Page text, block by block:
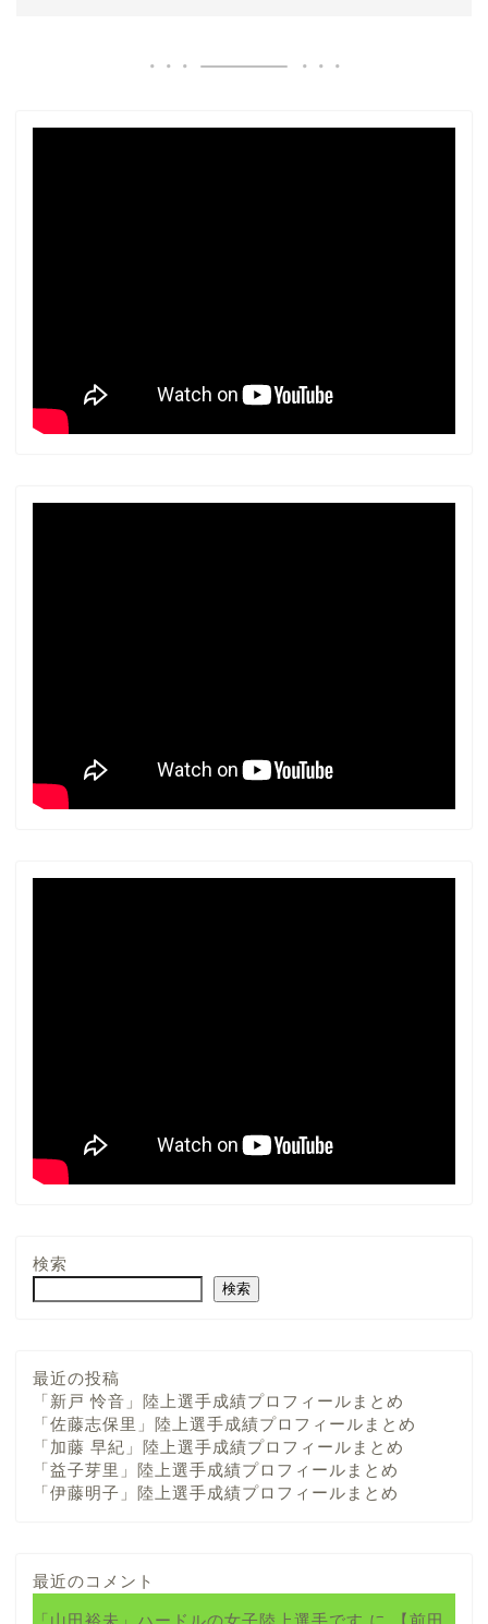
検索
検索
最近の投稿
「新戸 怜音」陸上選手成績プロフィールまとめ
「佐藤志保里」陸上選手成績プロフィールまとめ
「加藤 早紀」陸上選手成績プロフィールまとめ
「益子芽里」陸上選手成績プロフィールまとめ
「伊藤明子」陸上選手成績プロフィールまとめ
最近のコメント
「山田裕未」ハードルの女子陸上選手です に 【前田